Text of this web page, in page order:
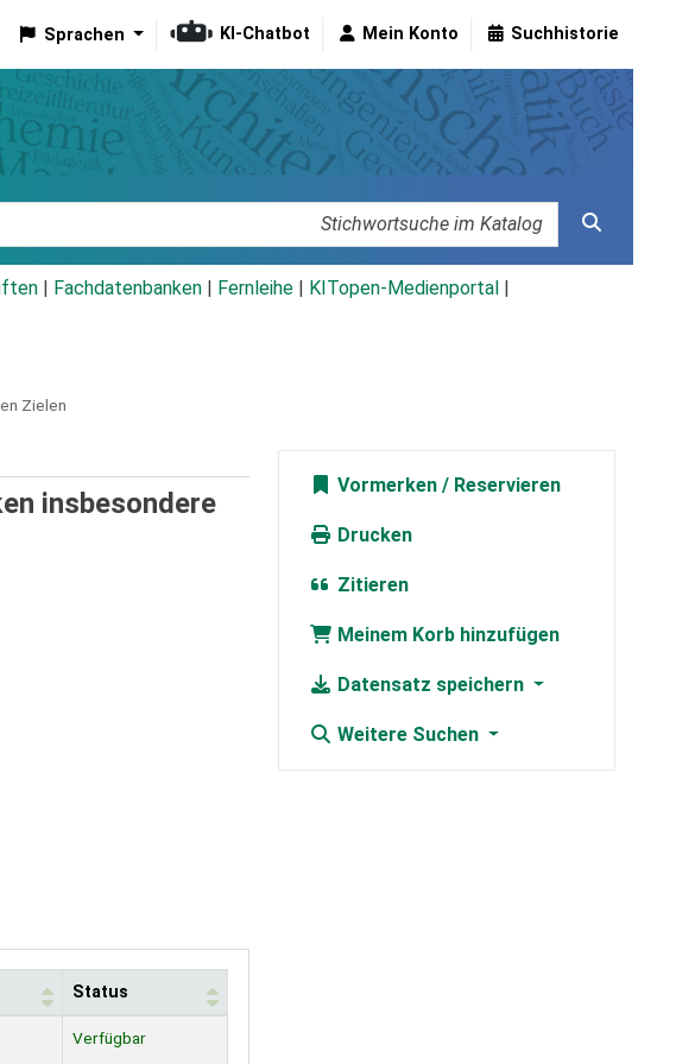
Sprachen KI-Chatbot Mein Konto Suchhistorie
Fachdatenbanken Fernleihe KITopen-Medienportal
Zielen
insbesondere
Status
Verfügbar
Vormerken
Drucken
Zitieren
Meinem Korb hinzufügen
Datensatz speichern
Weitere Suchen